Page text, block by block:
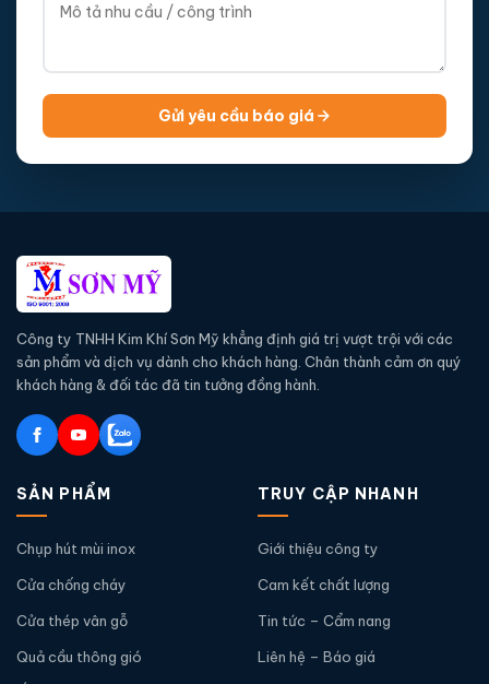
Gửi yêu cầu báo giá
Công ty TNHH Kim Khí Sơn Mỹ khẳng định giá trị vượt trội với các
sản phẩm và dịch vụ dành cho khách hàng. Chân thành cảm ơn quý
khách hàng & đối tác đã tin tưởng đồng hành.
SẢN PHẨM
Chụp hút mùi inox
Cửa chống cháy
Cửa thép vân gỗ
Quả cầu thông gió
TRUY CẬP NHANH
Giới thiệu công ty
Cam kết chất lượng
Tin tức – Cẩm nang
Liên hệ – Báo giá